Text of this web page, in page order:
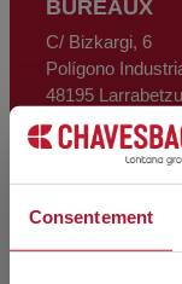
Consentement
conformément aux
données (RGPD)
d'une photocopie de
C/Bizkargi, 6
Espagne ou par le
BUREAUX
C/ Bizkargi, 6
Polígono
48195
– Espagne
VOIR